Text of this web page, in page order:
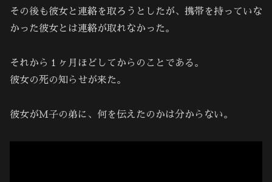
その後も彼女と連絡を取ろうとしたが、携帯を持っていな
かった彼女とは連絡が取れなかった。
それから１ヶ月ほどしてからのことである。
彼女の死の知らせが来た。
彼女がＭ子の弟に、何を伝えたのかは分からない。